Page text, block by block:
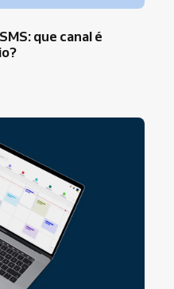
que canal é